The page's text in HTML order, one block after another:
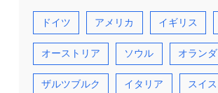
ドイツ アメリカ イギリス
オーストリア ソウル オランダ
ザルツブルク イタリア スイス